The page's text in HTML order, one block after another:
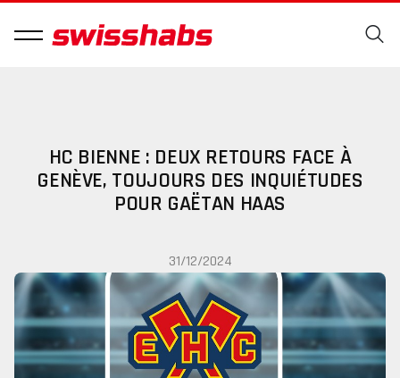
HC BIENNE : DEUX RETOURS FACE À
GENÈVE, TOUJOURS DES INQUIÉTUDES
POUR GAËTAN HAAS
31/12/2024